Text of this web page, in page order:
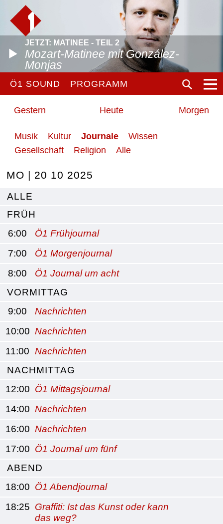
JETZT: MATINEE - TEIL 2
Mozart-Matinee mit González-
Monjas
Ö1 SOUND PROGRAMM
Gestern Heute Morgen
Musik Kultur Journale
Wissen
Gesellschaft
Religion Alle
MO | 20 10 2025
ALLE
FRÜH
6:00
Ö1 Frühjournal
7:00
Ö1 Morgenjournal
8:00
Ö1 Journal um acht
VORMITTAG
9:00
Nachrichten
10:00 Nachrichten
11:00 Nachrichten
NACHMITTAG
12:00 Ö1 Mittagsjournal
14:00 Nachrichten
16:00 Nachrichten
17:00 Ö1 Journal um fünf
ABEND
18:00 Ö1 Abendjournal
18:25 Graffiti: Ist das Kunst oder kann
das weg?